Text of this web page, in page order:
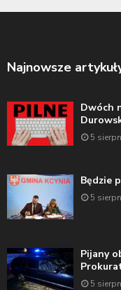
Najnowsze
Dwóch
5
Będzie
5
Pijany
5